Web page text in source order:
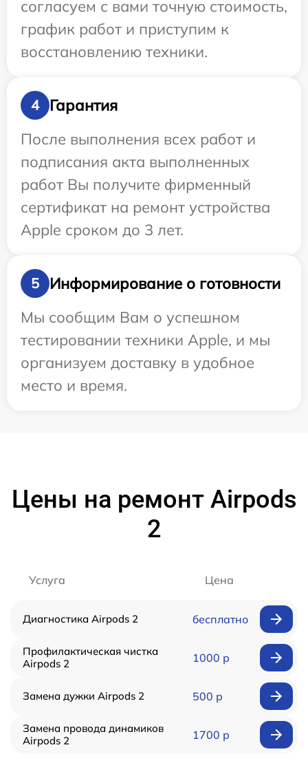
согласуем с вами точную стоимость,
график работ и приступим к
восстановлению техники.
4
Гарантия
После выполнения всех работ и
подписания акта выполненных
работ Вы получите фирменный
сертификат на ремонт устройства
Apple сроком до 3 лет.
5
Информирование о готовности
Мы сообщим Вам о успешном
тестировании техники Apple, и мы
организуем доставку в удобное
место и время.
Цены на ремонт Airpods
2
Услуга Цена
Диагностика Airpods 2 бесплатно
Профилактическая чистка
Airpods 2
1000 р
Замена дужки Airpods 2 500 р
Замена провода динамиков
Airpods 2
1700 р